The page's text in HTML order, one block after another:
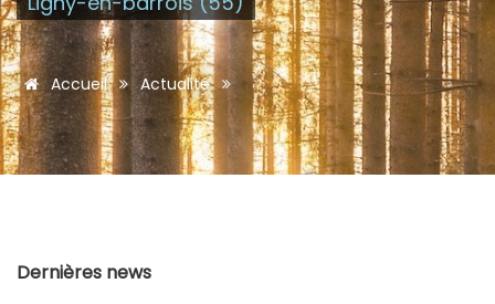
Accueil Actualité
Dernières news